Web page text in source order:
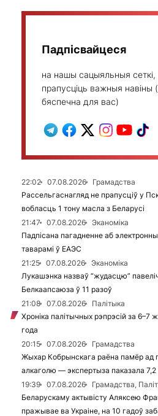
Падпісвайцеся
на нашы сацыяльныя сеткі,
прапусціць важныя навіны
бяспечна для вас)
22:02 07.08.2026
Грамадства
Рассельгаснагляд не прапусціў у
вобласць 1 тону масла з Беларусі
21:47
07.08.2026
Эканоміка
Падпісана пагадненне аб
таварамі ў ЕАЭС
21:25
07.08.2026
Эканоміка
Лукашэнка назваў “жудасцю”
Белкаапсаюза ў 11 разоў
21:08
07.08.2026
Палітыка
Хроніка палітычных рэпрэсій за 6–7
года
20:15
07.08.2026
Грамадства
Жыхар Кобрынскага раёна памёр ад
алкаголю — экспертыза паказала 7,2
19:39
07.08.2026
Грамадства,
Беларускаму актывісту Аляксею
пражывае ва Украіне, на 10 гадоў